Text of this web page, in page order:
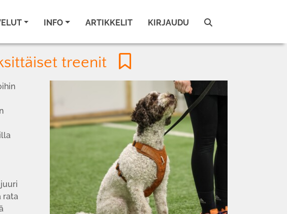
INFO ARTIKKELIT KIRJAUDU
treenit
rata